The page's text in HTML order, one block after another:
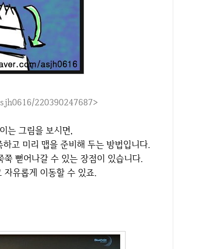
220390247687>
는 그림을 보시면,
하고 미리 맵을 준비해 두는 방법입니다.
쭉 뻗어나갈 수 있는 장점이 있습니다.
자유롭게 이동할 수 있죠.